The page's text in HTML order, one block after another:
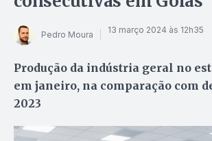
Pedro Moura 13 março 2024 às 12h35
Produção da indústria geral no
em janeiro, na comparação com
2023